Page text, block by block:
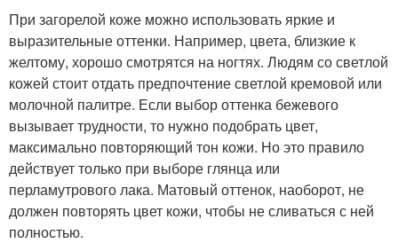
При загорелой коже можно использовать яркие и
выразительные оттенки. Например, цвета, близкие к
желтому, хорошо смотрятся на ногтях. Людям со светлой
кожей стоит отдать предпочтение светлой кремовой или
молочной палитре. Если выбор оттенка бежевого
вызывает трудности, то нужно подобрать цвет,
максимально повторяющий тон кожи. Но это правило
действует только при выборе глянца или
перламутрового лака. Матовый оттенок, наоборот, не
должен повторять цвет кожи, чтобы не сливаться с ней
полностью.